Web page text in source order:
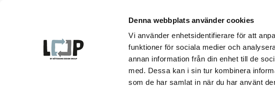
Denna webbplats använder cookies
Vi använder enhetsidentifierare för att
funktioner för sociala medier och
annan information från din enhet till de
med. Dessa kan i sin tur kombinera
som de har samlat in när du har använt
PRODUKTER